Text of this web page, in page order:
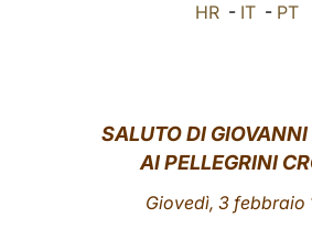
HR - IT - PT
SALUTODI GIOVANNI
AI PELLEGRINI
Giovedì, 3 febbraio